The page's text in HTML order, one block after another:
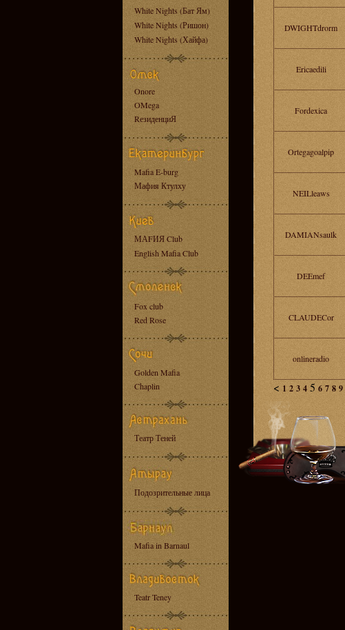
White Nights (Бат Ям)
White Nights (Ришон)
White Nights (Хайфа)
Onore
OMega
RезиденциЯ
Mafia E-burg
Мафия Ктулху
МАFИЯ Club
English Mafia Club
Fox club
Red Rose
Golden Mafia
Chaplin
Театр Теней
Подозрительные лица
Mafia in Barnaul
Teatr Teney
DWIGHTdrorm
Ericaedili
Fordexica
Ortegagoalpip
NEILleaws
DAMIANsaulk
DEEmef
CLAUDECor
onlineradio
< 1 2 3 4 5 6 7 8 9